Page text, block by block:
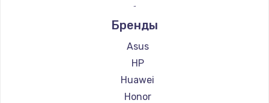
Ремонт ноутбуков Alienware
Ремонт ноутбуков Aquarius
Ремонт ноутбуков Gigabyte
Ремонт ноутбуков Aorus
Ремонт ноутбуков Maibenben
Ремонт ноутбуков Getac
Бренды
Asus
HP
Huawei
Honor